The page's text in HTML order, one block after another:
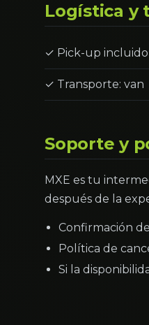
Logística y
✓ Pick-up
✓ Transporte: van
Soporte y
MXE es tu
después de la
Confirmación
Política de
Si la